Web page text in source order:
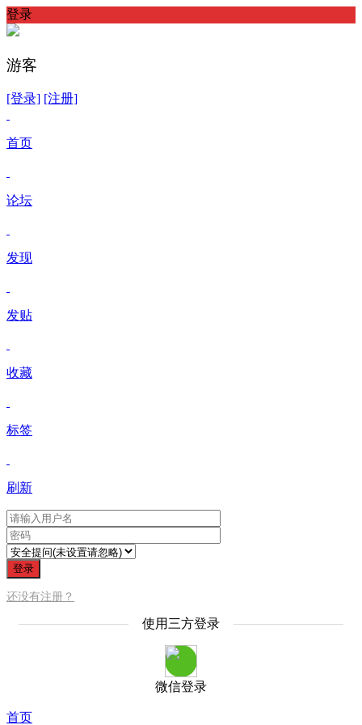
登录
游客
[登录] [注册]
首页
论坛
发现
发贴
收藏
标签
刷新
登录
还没有注册？
使用三方登录
微信登录
首页